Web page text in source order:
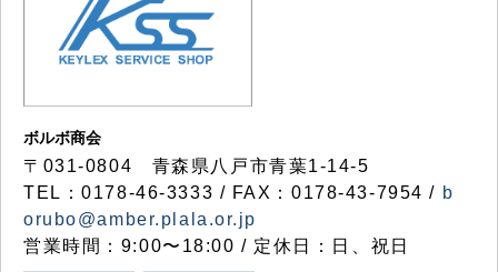
ボルボ商会
〒031-0804 青森県八戸市青葉1-14-5
TEL：0178-46-3333 / FAX：0178-43-7954 / b
orubo@amber.plala.or.jp
営業時間：9:00〜18:00 / 定休日：日、祝日